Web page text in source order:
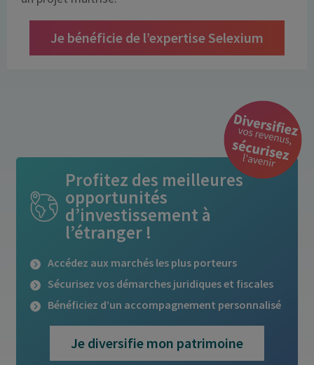
Je bénéficie de l’expertise Selexium
Profitez des meilleures
opportunités
d’investissement à
l’étranger !
Accédez aux marchés les plus porteurs
Sécurisez vos démarches juridiques et fiscales
Bénéficiez d’un accompagnement personnalisé
Je diversifie mon patrimoine